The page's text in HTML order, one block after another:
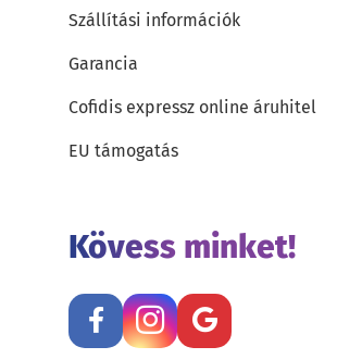
Szállítási információk
Garancia
Cofidis expressz online áruhitel
EU támogatás
Kövess minket!